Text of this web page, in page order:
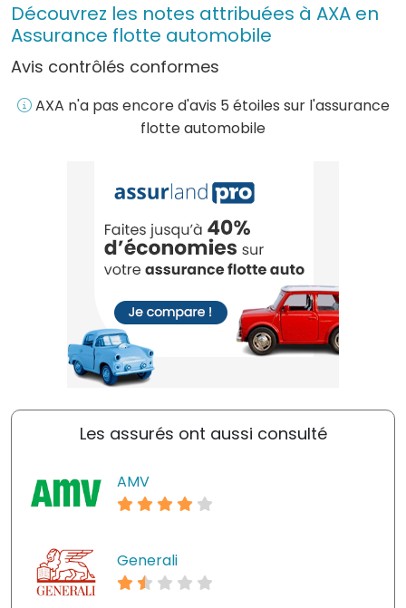
Découvrez les notes attribuées à AXA en
Assurance flotte automobile
Avis contrôlés conformes
AXA n'a pas encore d'avis 5 étoiles sur l'assurance
flotte automobile
Les assurés ont aussi consulté
AMV
Generali